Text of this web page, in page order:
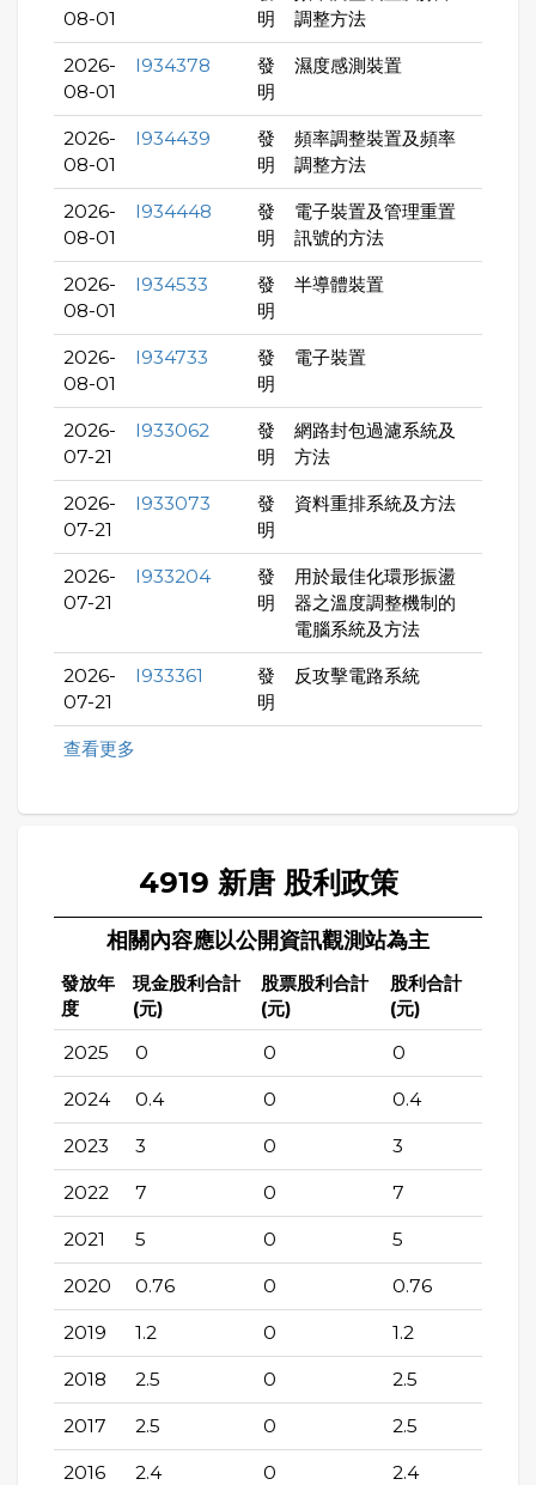
08-01
明
調整方法
2026-
08-01
I934378
發
明
濕度感測裝置
2026-
08-01
I934439
發
明
頻率調整裝置及頻率
調整方法
2026-
08-01
I934448
發
明
電子裝置及管理重置
訊號的方法
2026-
08-01
I934533
發
明
半導體裝置
2026-
08-01
I934733
發
明
電子裝置
2026-
07-21
I933062
發
明
網路封包過濾系統及
方法
2026-
07-21
I933073
發
明
資料重排系統及方法
2026-
07-21
I933204
發
明
用於最佳化環形振盪
器之溫度調整機制的
電腦系統及方法
2026-
07-21
I933361
發
明
反攻擊電路系統
查看更多
4919 新唐 股利政策
相關內容應以公開資訊觀測站為主
發放年
度
現金股利合計
(元)
股票股利合計
(元)
股利合計
(元)
2025 0 0 0
2024 0.4 0 0.4
2023 3 0 3
2022 7 0 7
2021 5 0 5
2020 0.76 0 0.76
2019 1.2 0 1.2
2018 2.5 0 2.5
2017 2.5 0 2.5
2016 2.4 0 2.4